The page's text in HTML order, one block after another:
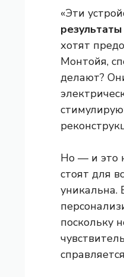
«Эти
хотят
Монтойя,
делают?
Но — и это
стоят для
уникальна.
поскольку